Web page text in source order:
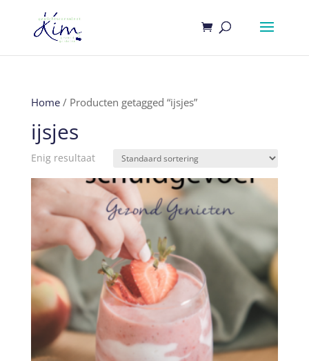
Home/ Producten getagged “ijsjes”
ijsjes
Enig resultaat